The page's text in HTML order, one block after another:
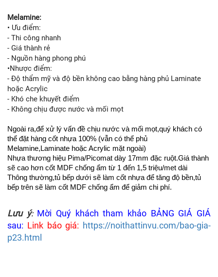
Melamine:
• Ưu điểm:
- Thi công nhanh
- Giá thành rẻ
- Nguồn hàng phong phú
•Nhược điểm:
- Độ thẩm mỹ và độ bền không cao bằng hàng phủ Laminate
hoặc Acrylic
- Khó che khuyết điểm
- Không chịu được nước và mối mọt
Ngoài ra,để xử lý vấn đề chịu nước và mối mọt,quý khách có
thể đặt hàng cốt nhựa 100% (vẫn có thể phủ
Melamine,Laminate hoặc Acrylic mặt ngoài)
Nhựa thương hiệu Pima/Picomat dày 17mm đặc ruột.Giá thành
sẽ cao hơn cốt MDF chống ẩm từ 1 đến 1,5 triệu/met dài
Thông thường,tủ bếp dưới sẽ làm cốt nhựa để tăng độ bền,tủ
bếp trên sẽ làm cốt MDF chống ẩm để giảm chi phí.
Lưu ý: Mời Quý khách tham khảo BẢNG GIÁ GIÁ
sau: Link báo giá: https://noithattinvu.com/bao-gia-
p23.html